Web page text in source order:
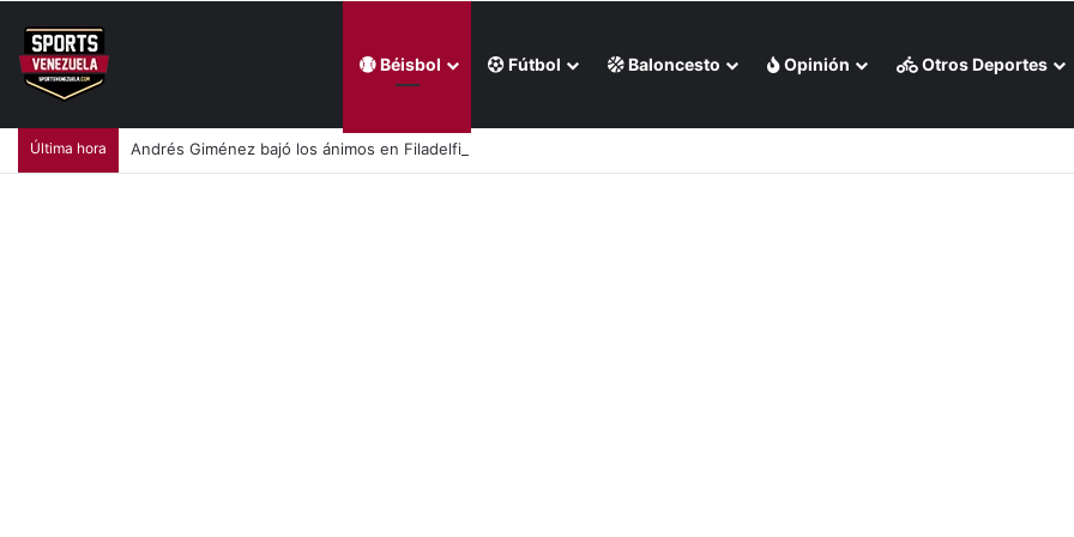
Béisbol Fútbol Baloncesto Opinión Otros Deportes
Última hora Andrés Giménez bajó los ánimos en Filadelfia (+Video)